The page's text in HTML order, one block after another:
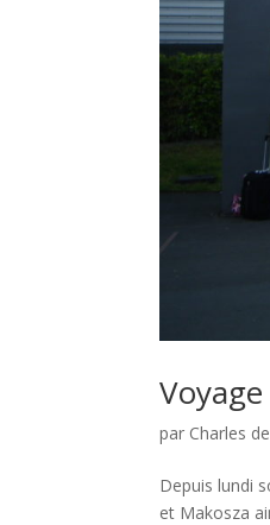
par Charles
Depuis lundi
et Makosza